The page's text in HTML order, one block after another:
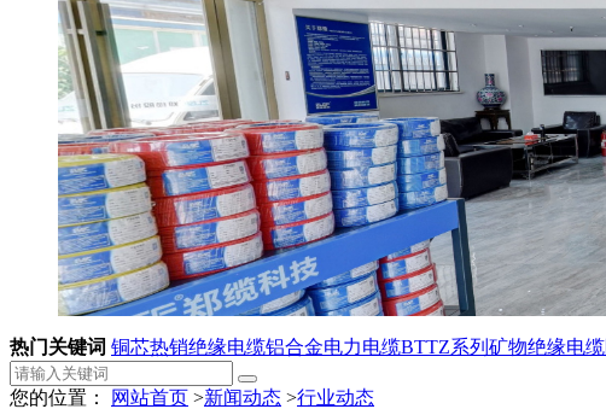
热门关键词 铜芯热销绝缘电缆铝合金电力电缆BTTZ系列矿物绝缘电缆
您的位置： 网站首页 >新闻动态 >行业动态